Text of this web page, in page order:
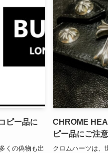
ピー品に
くの偽物も出
CHROME
ピー品にご注
クロムハーツは、